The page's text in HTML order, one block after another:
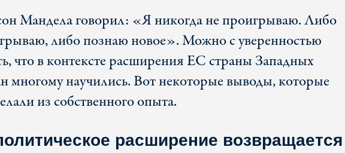
Мандела говорил: «Я никогда не проигрываю. Либо
либо познаю новое». Можно с уверенностью
что в контексте расширения ЕС страны Западных
многому научились. Вот некоторые выводы, которые
из собственного опыта.
расширение возвращается